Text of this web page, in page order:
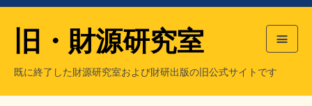
旧・財源研究室
既に終了した財源研究室および財研出版の旧公式サイトです